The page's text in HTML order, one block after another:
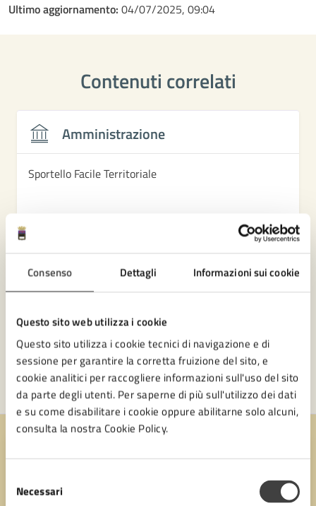
Consenso Dettagli Informazioni sui cookie
Questo sito web utilizza i cookie
Questo sito utilizza i cookie tecnici di navigazione e di
sessione per garantire la corretta fruizione del sito, e
cookie analitici per raccogliere informazioni sull'uso del sito
da parte degli utenti. Per saperne di più sull'utilizzo dei dati
e su come disabilitare i cookie oppure abilitarne solo alcuni,
consulta la nostra Cookie Policy.
delNecessari
Ultimo aggiornamento: 04/07/2025, 09:04
Contenuti correlati
Amministrazione
Sportello Facile Territoriale